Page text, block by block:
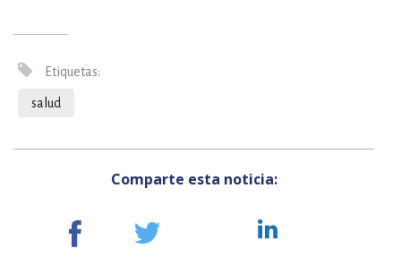
Etiquetas:
salud
Comparte esta noticia: